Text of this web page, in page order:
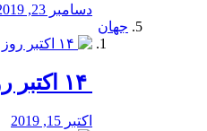
دسامبر 23, 2019
جهان
اکتبر 15, 2019